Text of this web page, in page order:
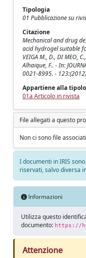
Tipologia
01 Pubblicazione su
Citazione
Mechanical and drug
acid hydrogel suitable
VEIGA M., D., DI MEO,
Alhaique, F.. - In:
0021-8995. -
Appartiene alla
01a Articolo in rivista
File allegati a questo
Non ci sono file
I documenti in IRIS
riservati, salvo diversa
Informazioni
Utilizza questo
documento: https://
Attenzione